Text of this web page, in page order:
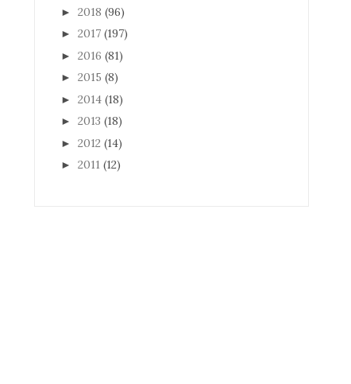
► 2018 (96)
► 2017 (197)
► 2016 (81)
► 2015 (8)
► 2014 (18)
► 2013 (18)
► 2012 (14)
► 2011 (12)